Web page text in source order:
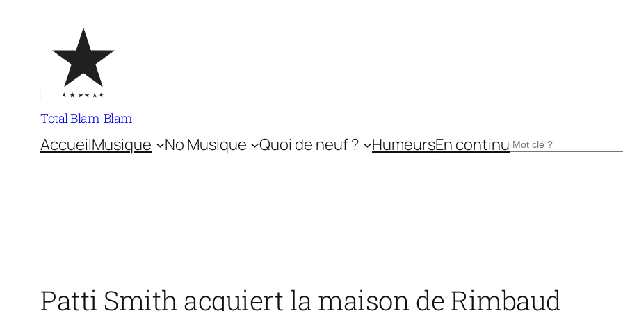
contenu
Total Blam-Blam
AccueilMusique No Musique Quoi de neuf ? HumeursEn continuRechercher
Patti Smith acquiert la maison de Rimbaud